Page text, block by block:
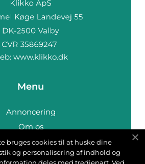
www.klikko.dk
Menu
Annoncering
Om os
Cookies
Kontakt os
bruges cookies til at huske dine
og personalisering af indhold og